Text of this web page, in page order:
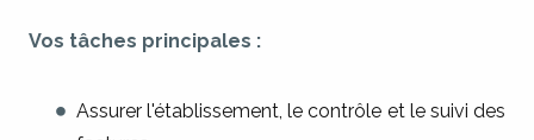
Vos tâches principales :
Assurer l'établissement, le contrôle et le suivi des